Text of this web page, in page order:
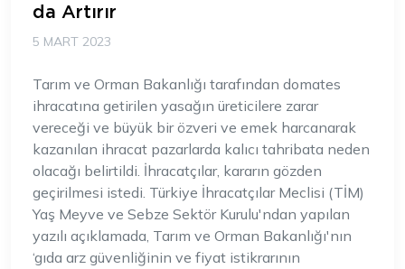
da Artırır
5 MART 2023
Tarım ve Orman Bakanlığı tarafından domates
ihracatına getirilen yasağın üreticilere zarar
vereceği ve büyük bir özveri ve emek harcanarak
kazanılan ihracat pazarlarda kalıcı tahribata neden
olacağı belirtildi. İhracatçılar, kararın gözden
geçirilmesi istedi. Türkiye İhracatçılar Meclisi (TİM)
Yaş Meyve ve Sebze Sektör Kurulu'ndan yapılan
yazılı açıklamada, Tarım ve Orman Bakanlığı'nın
‘gıda arz güvenliğinin ve fiyat istikrarının